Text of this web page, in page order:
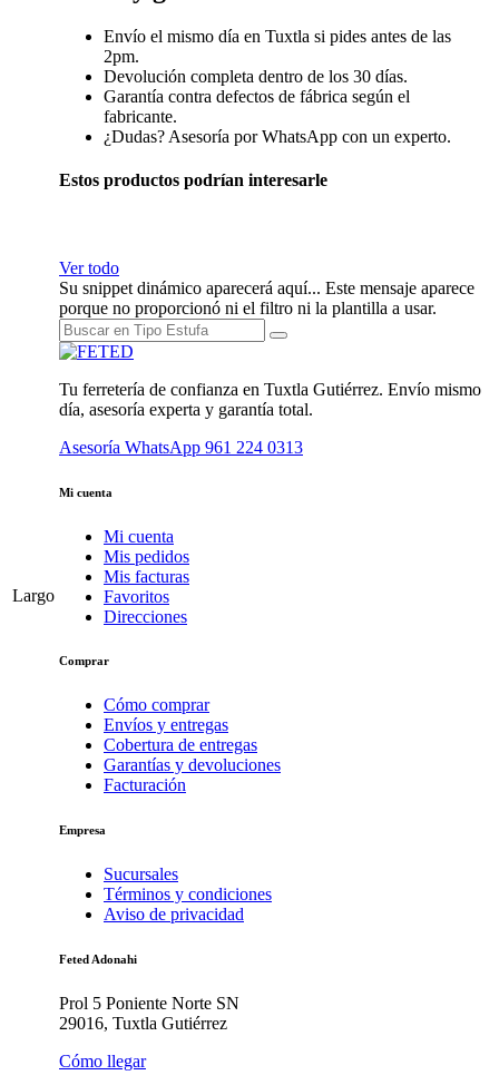
Largo
Envío el mismo día en Tuxtla si pides antes de las
2pm.
Devolución completa dentro de los 30 días.
Garantía contra defectos de fábrica según el
fabricante.
¿Dudas? Asesoría por WhatsApp con un experto.
Estos productos podrían interesarle
Ver todo
Su snippet dinámico aparecerá aquí... Este mensaje aparece
porque no proporcionó ni el filtro ni la plantilla a usar.
Tu ferretería de confianza en Tuxtla Gutiérrez. Envío mismo
día, asesoría experta y garantía total.
Asesoría WhatsApp 961 224 0313
Mi cuenta
Mi cuenta
Mis pedidos
Mis facturas
Favoritos
Direcciones
Comprar
Cómo comprar
Envíos y entregas
Cobertura de entregas
Garantías y devoluciones
Facturación
Empresa
Sucursales
Términos y condiciones
Aviso de privacidad
Feted Adonahi
Prol 5 Poniente Norte SN
29016, Tuxtla Gutiérrez
Cómo llegar